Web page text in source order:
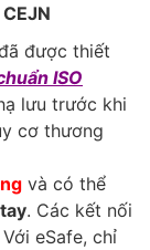
được thiết
ISO
lưu trước khi
cơ thương
và có thể
. Các kết nối
eSafe, chỉ